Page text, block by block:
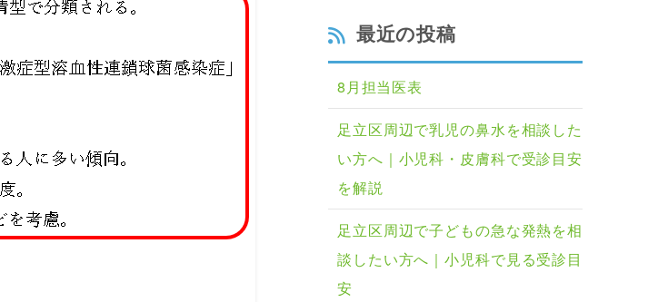
最近の投稿
8月担当医表
足立区周辺で乳児の鼻水を相談した
い方へ｜小児科・皮膚科で受診目安
を解説
足立区周辺で子どもの急な発熱を相
談したい方へ｜小児科で見る受診目
安